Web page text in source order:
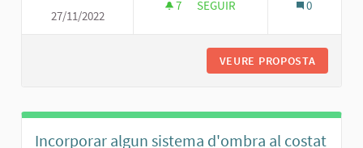
27/11/2022
7 7 SEGUIDORES
SEGUIR 0
VEURE PROPOSTA
Incorporar algun sistema d'ombra al costat